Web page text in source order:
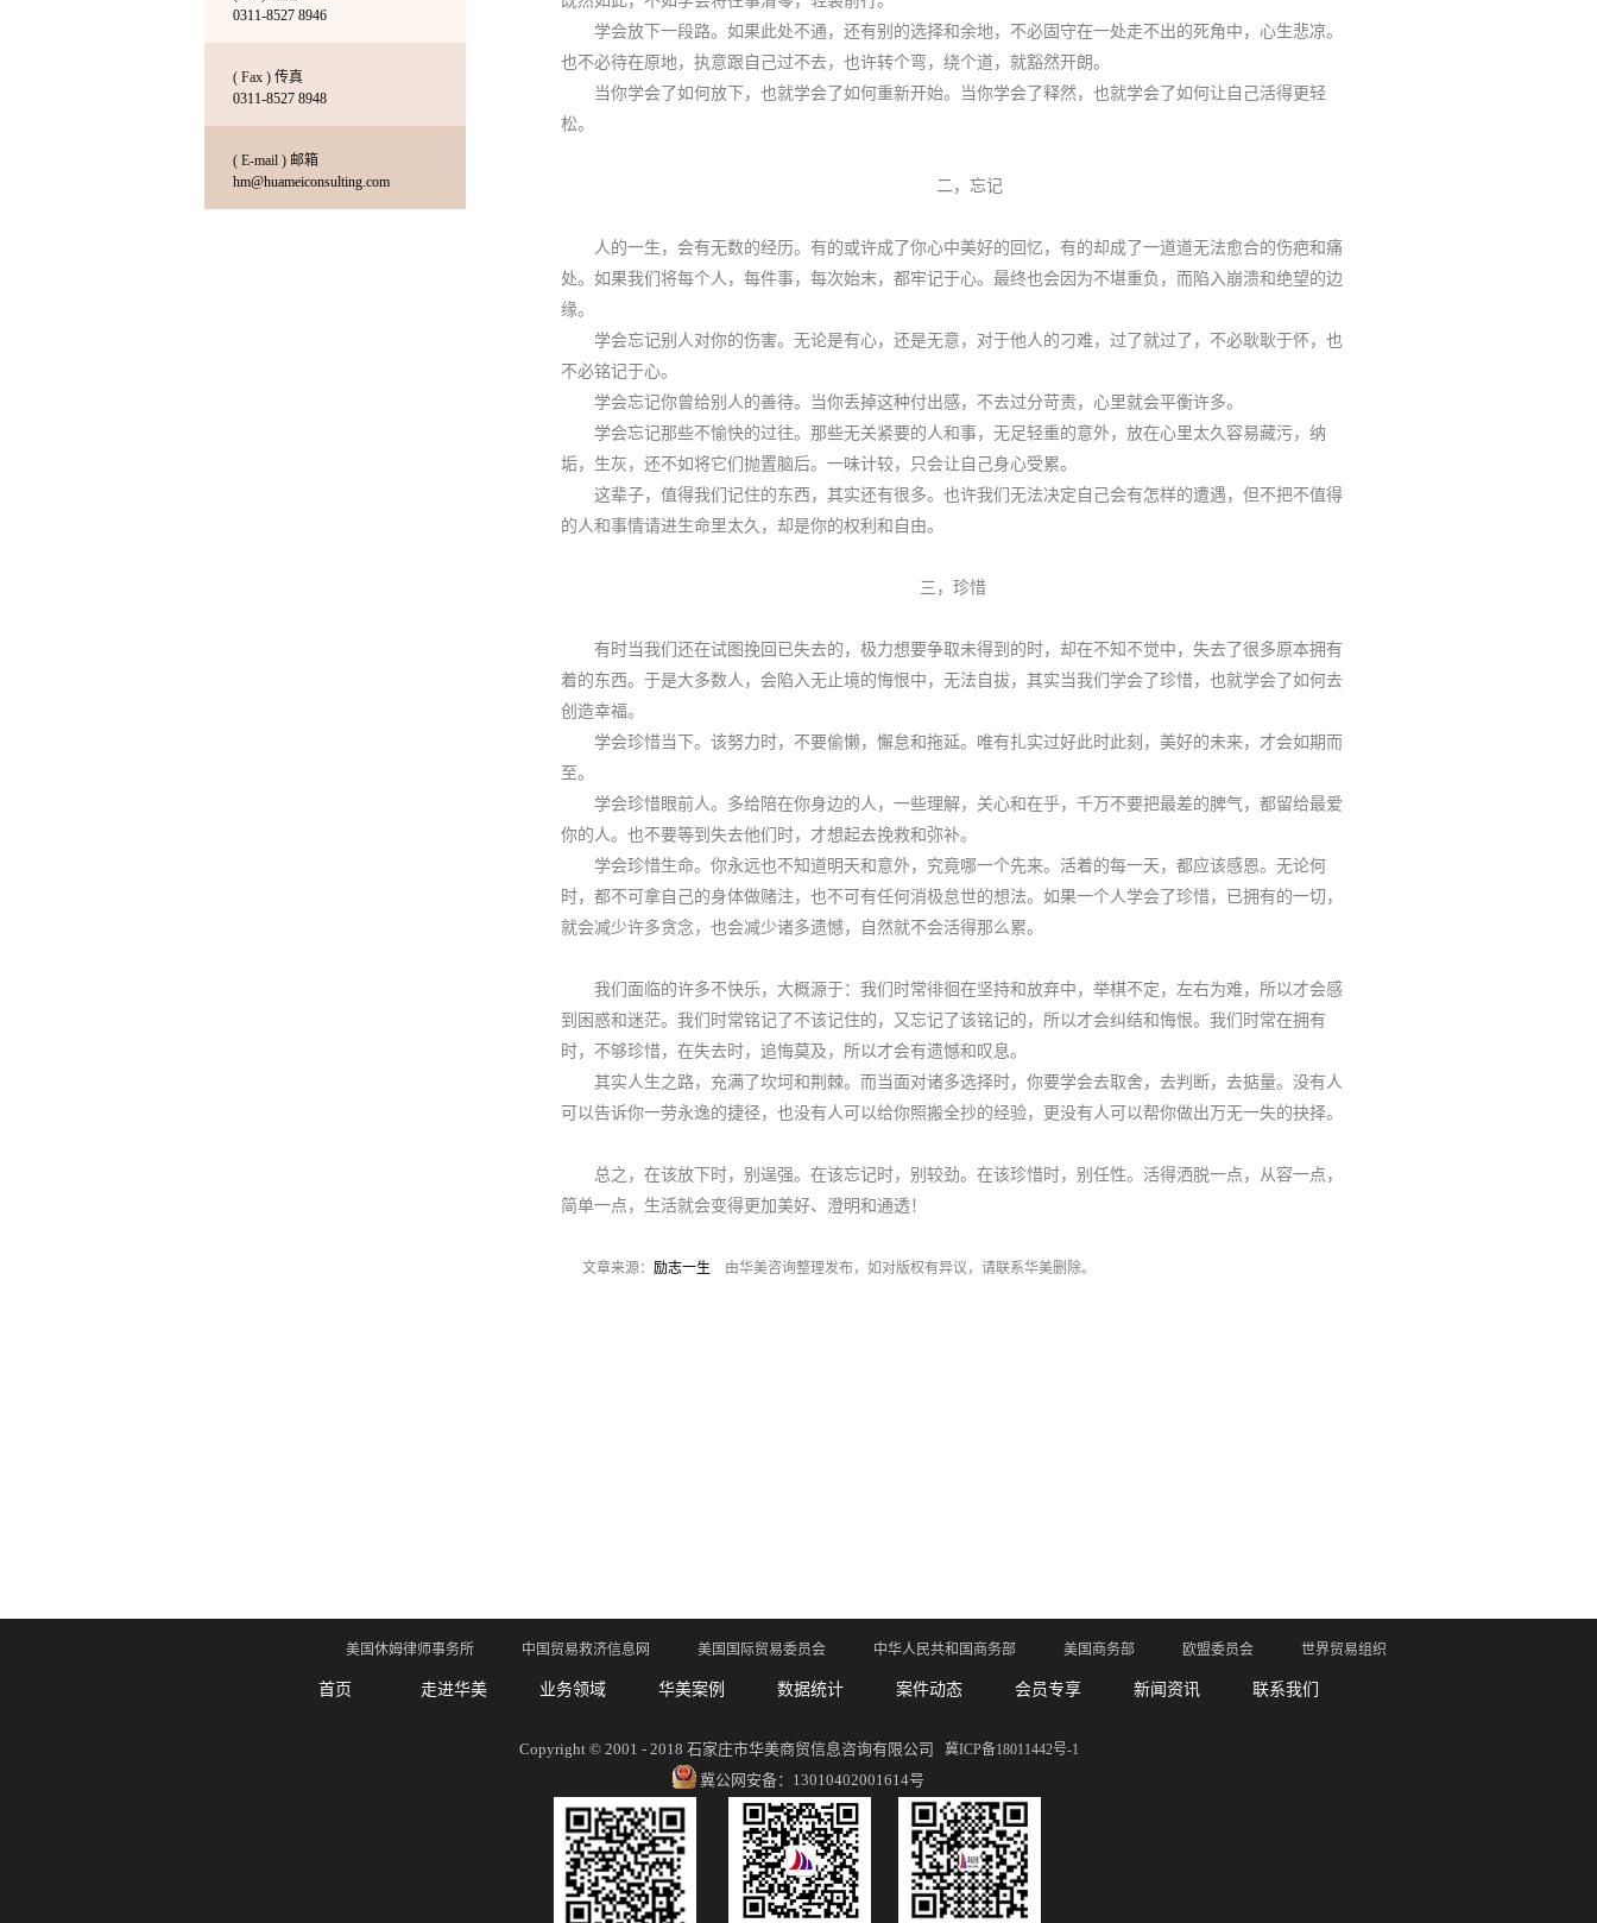
普法反倾销
务啦！
华美增加出国签证办理的新业
床垫反倾销终裁：36家企业税
欧美反倾销调查机构及会计参
0311-8527 8946
( Fax ) 传真
0311-8527 8948
( E-mail ) 邮箱
hm@huameiconsulting.com
学会放下一段路。 如果此处不通，还有别的选择和余地，不必固守在一处走不出的死角中，心生悲凉。
也不必待在原地，执意跟自己过不去，也许转个弯，绕个道，就豁然开朗。
当你学会了如何放下，也就学会了如何重新开始。当你学会了释然，也就学会了如何让自己活得更轻
松。
二，忘记
人的一生，会有无数的经历。有的或许成了你心中美好的回忆，有的却成了一道道无法愈合的伤疤和痛
处。如果我们将每个人，每件事，每次始末，都牢记于心。最终也会因为不堪重负，而陷入崩溃和绝望的边
缘。
学会忘记别人对你的伤害。无论是有心，还是无意，对于他人的刁难，过了就过了，不必耿耿于怀，也
不必铭记于心。
学会忘记你曾给别人的善待。当你丢掉这种付出感，不去过分苛责，心里就会平衡许多。
学会忘记那些不愉快的过往。那些无关紧要的人和事，无足轻重的意外，放在心里太久容易藏污，纳
垢，生灰，还不如将它们抛置脑后。一味计较，只会让自己身心受累。
这辈子，值得我们记住的东西，其实还有很多。也许我们无法决定自己会有怎样的遭遇，但不把不值得
的人和事情请进生命里太久，却是你的权利和自由。
三， 珍惜
有时当我们还在试图挽回已失去的，极力想要争取未得到的时，却在不知不觉中，失去了很多原本拥有
着的东西。于是大多数人，会陷入无止境的悔恨中，无法自拔，其实当我们学会了珍惜，也就学会了如何去
创造幸福。
学会珍惜当下。该努力时，不要偷懒，懈怠和拖延。唯有扎实过好此时此刻，美好的未来，才会如期而
至。
学会珍惜眼前人。多给陪在你身边的人，一些理解，关心和在乎，千万不要把最差的脾气，都留给最爱
你的人。也不要等到失去他们时，才想起去挽救和弥补。
学会珍惜生命。你永远也不知道明天和意外，究竟哪一个先来。活着的每一天，都应该感恩。无论何
时，都不可拿自己的身体做赌注，也不可有任何消极怠世的想法。如果一个人学会了珍惜，已拥有的一切，
就会减少许多贪念，也会减少诸多遗憾，自然就不会活得那么累。
我们面临的许多不快乐，大概源于：我们时常徘徊在坚持和放弃中，举棋不定，左右为难，所以才会感
到困惑和迷茫。我们时常铭记了不该记住的，又忘记了该铭记的，所以才会纠结和悔恨。我们时常在拥有
时，不够珍惜，在失去时，追悔莫及，所以才会有遗憾和叹息。
其实人生之路，充满了坎坷和荆棘。而当面对诸多选择时，你要学会去取舍，去判断，去掂量。没有人
可以告诉你一劳永逸的捷径，也没有人可以给你照搬全抄的经验，更没有人可以帮你做出万无一失的抉择。
总之，在该放下时，别逞强。在该忘记时，别较劲。在该珍惜时，别任性。活得洒脱一点，从容一点，
简单一点，生活就会变得更加美好、澄明和通透！
文章来源： 励志一生 由华美咨询整理发布，如对版权有异议，请联系华美删除。
首页 走进华美 业务领域 华美案例 数据统计 案件动态 会员专享 新闻资讯 联系我们
Copyright © 2001 - 2018 石家庄市华美商贸信息咨询有限公司 冀ICP备18011442号-1
冀公网安备：13010402001614号
美国休姆律师事务所 中国贸易救济信息网 美国国际贸易委员会 中华人民共和国商务部 美国商务部 欧盟委员会 世界贸易组织